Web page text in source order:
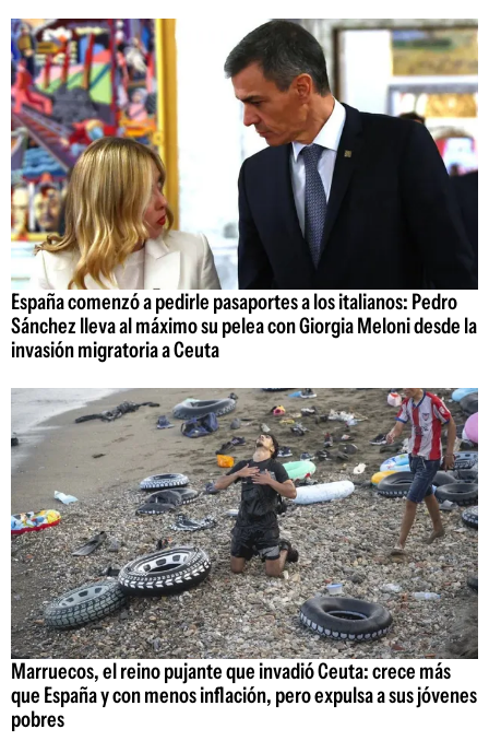
España comenzó a pedirle pasaportes a los italianos: Pedro
Sánchez lleva al máximo su pelea con Giorgia Meloni desde la
invasión migratoria a Ceuta
Marruecos, el reino pujante que invadió Ceuta: crece más
que España y con menos inflación, pero expulsa a sus jóvenes
pobres